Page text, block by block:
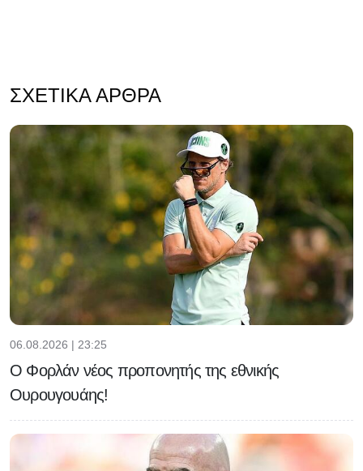
ΣΧΕΤΙΚΆ ΆΡΘΡΑ
06.08.2026 | 23:25
Ο Φορλάν νέος προπονητής της εθνικής
Ουρουγουάης!